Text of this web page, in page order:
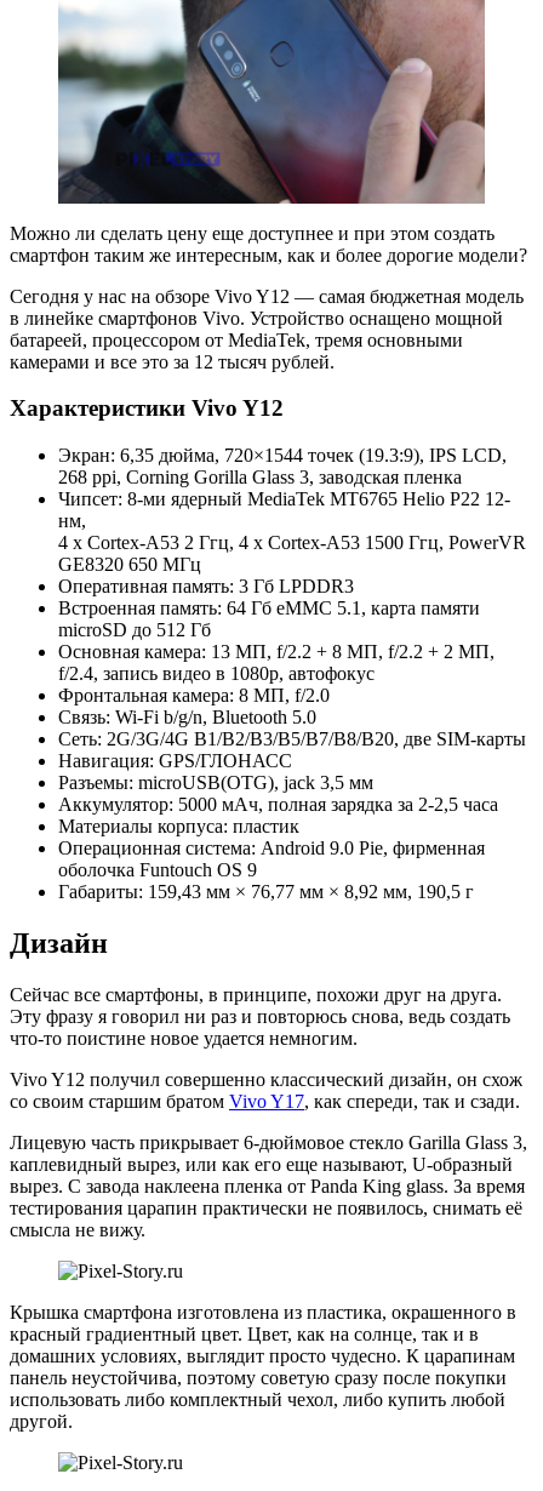
Можно ли сделать цену еще доступнее и при этом создать
смартфон таким же интересным, как и более дорогие модели?
Сегодня у нас на обзоре Vivo Y12 — самая бюджетная модель
в линейке смартфонов Vivo. Устройство оснащено мощной
батареей, процессором от MediaTek, тремя основными
камерами и все это за 12 тысяч рублей.
Характеристики Vivo Y12
Экран: 6,35 дюйма, 720×1544 точек (19.3:9), IPS LCD,
268 ppi, Corning Gorilla Glass 3, заводская пленка
Чипсет: 8-ми ядерный MediaTek MT6765 Helio P22 12-
нм,
4 x Cortex-A53 2 Ггц, 4 x Cortex-A53 1500 Ггц, PowerVR
GE8320 650 МГц
Оперативная память: 3 Гб LPDDR3
Встроенная память: 64 Гб eMMC 5.1, карта памяти
microSD до 512 Гб
Основная камера: 13 МП, f/2.2 + 8 МП, f/2.2 + 2 МП,
f/2.4, запись видео в 1080p, автофокус
Фронтальная камера: 8 МП, f/2.0
Связь: Wi-Fi b/g/n, Bluetooth 5.0
Сеть: 2G/3G/4G B1/B2/B3/B5/B7/B8/B20, две SIM-карты
Навигация: GPS/ГЛОНАСС
Разъемы: microUSB(OTG), jack 3,5 мм
Аккумулятор: 5000 мАч, полная зарядка за 2-2,5 часа
Материалы корпуса: пластик
Операционная система: Android 9.0 Pie, фирменная
оболочка Funtouch OS 9
Габариты: 159,43 мм × 76,77 мм × 8,92 мм, 190,5 г
Дизайн
Сейчас все смартфоны, в принципе, похожи друг на друга.
Эту фразу я говорил ни раз и повторюсь снова, ведь создать
что-то поистине новое удается немногим.
Vivo Y12 получил совершенно классический дизайн, он схож
со своим старшим братом Vivo Y17, как спереди, так и сзади.
Лицевую часть прикрывает 6-дюймовое стекло Garilla Glass 3,
каплевидный вырез, или как его еще называют, U-образный
вырез. С завода наклеена пленка от Panda King glass. За время
тестирования царапин практически не появилось, снимать её
смысла не вижу.
Крышка смартфона изготовлена из пластика, окрашенного в
красный градиентный цвет. Цвет, как на солнце, так и в
домашних условиях, выглядит просто чудесно. К царапинам
панель неустойчива, поэтому советую сразу после покупки
использовать либо комплектный чехол, либо купить любой
другой.